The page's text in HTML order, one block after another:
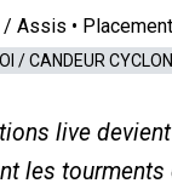
/ Assis •
/ CANDEUR
live
les tourments